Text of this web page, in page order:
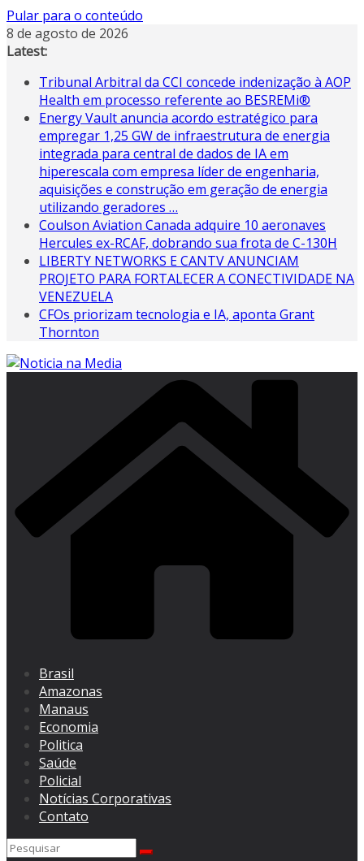
Pular para o conteúdo
8 de agosto de 2026
Latest:
Tribunal Arbitral da CCI concede indenização à AOP
Health em processo referente ao BESREMi®
Energy Vault anuncia acordo estratégico para
empregar 1,25 GW de infraestrutura de energia
integrada para central de dados de IA em
hiperescala com empresa líder de engenharia,
aquisições e construção em geração de energia
utilizando geradores …
Coulson Aviation Canada adquire 10 aeronaves
Hercules ex-RCAF, dobrando sua frota de C-130H
LIBERTY NETWORKS E CANTV ANUNCIAM
PROJETO PARA FORTALECER A CONECTIVIDADE NA
VENEZUELA
CFOs priorizam tecnologia e IA, aponta Grant
Thornton
Brasil
Amazonas
Manaus
Economia
Politica
Saúde
Policial
Notícias Corporativas
Contato